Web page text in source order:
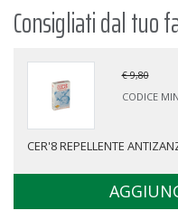
Consigliati dal tuo
€ 9,80
CODICE
CER'8 REPELLENTE